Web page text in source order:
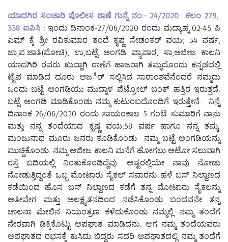
ಯಾದಗಿರ ಸಂಚಾರಿ ಪೊಲೀಸ ಠಾಣೆ ಗುನ್ನೆ ನಂ:- 24/2020 ಕಲಂ 279,
338 ಐಪಿಸಿ :ಇಂದು ದಿನಾಂಕ-27/06/2020 ರಂದು ಮದ್ಯಾಹ್ನ 02-45 ಪಿ
ಎಮ್ ಕ್ಕೆ ಶ್ರೀ ರವಿಕುಮಾರ ತಂದೆ ಕೃಷ್ಣ ಸೇಡಂಕರ್ ವಯ; 34 ವರ್ಷ,
ಜಾ;ಪ.ಜಾತಿ(ಮೋಚಿ), ಉ;ಬಟ್ಟೆ ಅಂಗಡಿ ವ್ಯಾಪಾರ, ಸಾ;ಅಜೀಜ ಕಾಲನಿ
ಯಾದಗಿರಿ ರವರು ಖುದ್ದಾಗಿ ಠಾಣೆಗೆ ಹಾಜರಾಗಿ ತಮ್ಮದೊಂದು ಕನ್ನಡದಲ್ಲಿ
ಟೈಪ ಮಾಡಿದ ದೂರು ಅಜರ್ಿ ಸಲ್ಲಿಸಿದ ಸಾರಾಂಶವೆನೆಂದರೆ ನಮ್ಮದು
ಒಂದು ಬಟ್ಟೆ ಅಂಗಡಿಯು ಮುದ್ನಾಳ ಪೆಟ್ರೋಲ್ ಬಂಕ್ ಹತ್ತಿರ ಇರುತ್ತದೆ.
ಬಟ್ಟೆ ಅಂಗಡಿ ಮಾಡಿಕೊಂಡು ನಮ್ಮ ಕುಟುಂಬದೊಂದಿಗೆ ಇರುತ್ತೇನೆ. ನಿನ್ನೆ
ದಿನಾಂಕ 26/06/2020 ರಂದು ಸಾಯಂಕಾಲ 5 ಗಂಟೆ ಸುಮಾರಿಗೆ ನಾನು
ಮತ್ತು ನನ್ನ ತಂದೆಯಾದ ಕೃಷ್ಣ ವಯ;58 ವರ್ಷ ಹಾಗೂ ನನ್ನ ತಮ್ಮ
ಮಂಜುನಾಥ ಮೂರು ಜನರು ಕೂಡಿಕೊಂಡು ನಮ್ಮ ಬಟ್ಟೆ ಅಂಗಡಿಯನ್ನು
ಮುಚ್ಚಿಕೊಂಡು ನಮ್ಮ ಅಜೀಜ ಕಾಲನಿ ಮನೆಗೆ ಹೋಗಲು ಆಟೋ ಸಲುವಾಗಿ
ರಸ್ತೆ ಬದಿಯಲ್ಲಿ ನಿಂತುಕೊಂಡಿದ್ದೆವು. ಅಷ್ಟರಲ್ಲಿಯೇ ನಾವು ನೋಡು
ನೋಡುತ್ತಿದ್ದಂತೆ ಒಬ್ಬ ಮೋಟಾರು ಸೈಕಲ್ ಸವಾರನು ಹಳೆ ಬಸ್ ನಿಲ್ದಾಣದ
ಕಡೆಯಿಂದ ಹೊಸ ಬಸ್ ನಿಲ್ದಾಣದ ಕಡೆಗೆ ತನ್ನ ಮೋಟಾರು ಸೈಕಲನ್ನು
ಅತೀವೇಗ ಮತ್ತು ಅಲಕ್ಷ್ಯತನದಿಂದ ನಡೆಸಿಕೊಂಡು ಬಂದವನೇ ತನ್ನ
ಚಾಲನಾ ಮೇಲಿನ ನಿಯಂತ್ರಣ ಕಳೆದುಕೊಂಡು ನಮ್ಮಲ್ಲಿ ನಮ್ಮ ತಂದೆಗೆ
ನೇರವಾಗಿ ಡಿಕ್ಕಿಕೊಟ್ಟು ಅಪಘಾತ ಮಾಡಿದನು. ಆಗ ನಮ್ಮ ತಂದೆಯವರು
ಅಪಘಾತದ ರಭಸಕ್ಕೆ ಕುಸಿದು ಬಿದ್ದರು ಸದರಿ ಅಪಘಾತದಲ್ಲಿ ನಮ್ಮ ತಂದೆಗೆ